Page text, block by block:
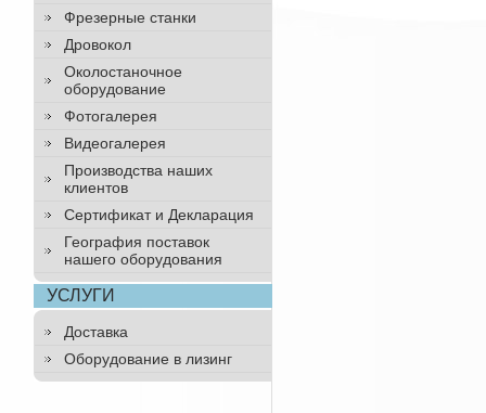
Фрезерные станки
Дровокол
Околостаночное
оборудование
Фотогалерея
Видеогалерея
Производства наших
клиентов
Сертификат и Декларация
География поставок
нашего оборудования
УСЛУГИ
Доставка
Оборудование в лизинг